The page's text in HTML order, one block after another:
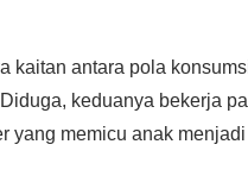
kaitan antara pola
keduanya bekerja
yang memicu anak